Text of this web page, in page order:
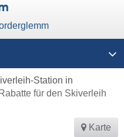
Station in
für den Skiverleih
Karte